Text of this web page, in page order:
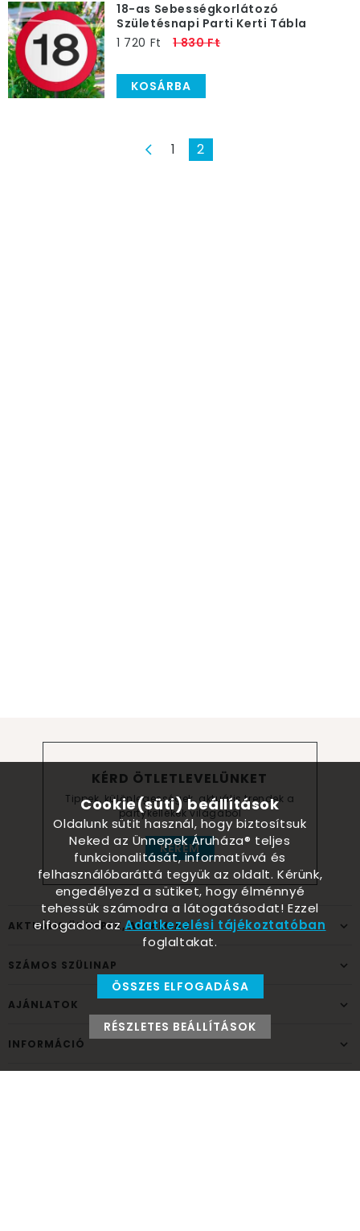
18-as Sebességkorlátozó
Születésnapi Parti Kerti Tábla
1 720 Ft
1 830 Ft
KOSÁRBA
1 2
KÉRD ÖTLETLEVELÜNKET
Tippek, különlegességek, aktuális trendek a
partykellékek világából
KÉREM
AKTUÁLIS ÜNNEPEK, ALKALMAK
SZÁMOS SZÜLINAP
AJÁNLATOK
INFORMÁCIÓ
Cookie(süti) beállítások
Oldalunk sütit használ, hogy biztosítsuk
Neked az Ünnepek Áruháza® teljes
funkcionalitását, informatívvá és
felhasználóbaráttá tegyük az oldalt. Kérünk,
engedélyezd a sütiket, hogy élménnyé
tehessük számodra a látogatásodat! Ezzel
elfogadod azAdatkezelési tájékoztatóban
foglaltakat.
ÖSSZES ELFOGADÁSA
RÉSZLETES BEÁLLÍTÁSOK